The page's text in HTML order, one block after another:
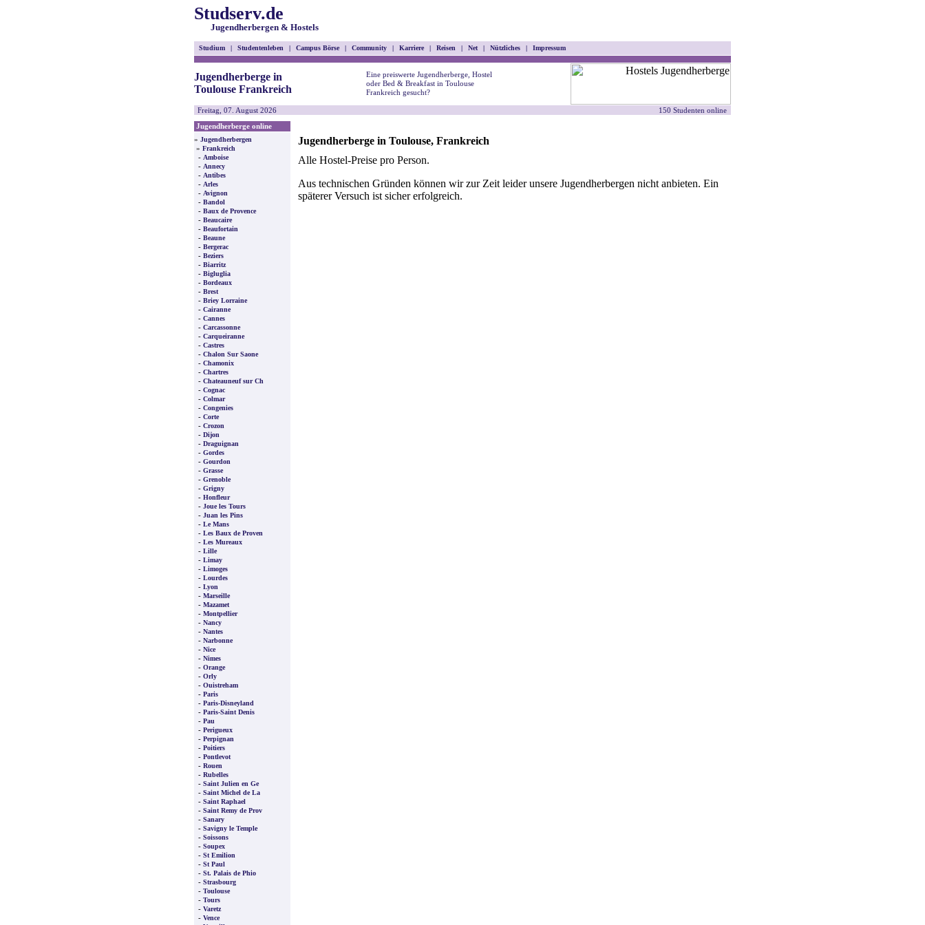
Studserv.de
Jugendherbergen & Hostels
Studium | Studentenleben | Campus Börse | Community | Karriere | Reisen | Net | Nützliches | Impressum
Jugendherberge in
Toulouse Frankreich
Eine preiswerte Jugendherberge, Hostel
oder Bed & Breakfast in Toulouse
Frankreich gesucht?
Freitag, 07. August 2026
150 Studenten online
Jugendherberge online
» Jugendherbergen
» Frankreich
- Amboise
- Annecy
- Antibes
- Arles
- Avignon
- Bandol
- Baux de Provence
- Beaucaire
- Beaufortain
- Beaune
- Bergerac
- Beziers
- Biarritz
- Bigluglia
- Bordeaux
- Brest
- Briey Lorraine
- Cairanne
- Cannes
- Carcassonne
- Carqueiranne
- Castres
- Chalon Sur Saone
- Chamonix
- Chartres
- Chateauneuf sur Ch
- Cognac
- Colmar
- Congenies
- Corte
- Crozon
- Dijon
- Draguignan
- Gordes
- Gourdon
- Grasse
- Grenoble
- Grigny
- Honfleur
- Joue les Tours
- Juan les Pins
- Le Mans
- Les Baux de Proven
- Les Mureaux
- Lille
- Limay
- Limoges
- Lourdes
- Lyon
- Marseille
- Mazamet
- Montpellier
- Nancy
- Nantes
- Narbonne
- Nice
- Nimes
- Orange
- Orly
- Ouistreham
- Paris
- Paris-Disneyland
- Paris-Saint Denis
- Pau
- Perigueux
- Perpignan
- Poitiers
- Pontlevot
- Rouen
- Rubelles
- Saint Julien en Ge
- Saint Michel de La
- Saint Raphael
- Saint Remy de Prov
- Sanary
- Savigny le Temple
- Soissons
- Soupex
- St Emilion
- St Paul
- St. Palais de Phio
- Strasbourg
- Toulouse
- Tours
- Varetz
- Vence
Jugendherberge in Toulouse, Frankreich
Alle Hostel-Preise pro Person.
Aus technischen Gründen können wir zur Zeit leider unsere Jugendherbergen nicht anbieten. Ein
späterer Versuch ist sicher erfolgreich.